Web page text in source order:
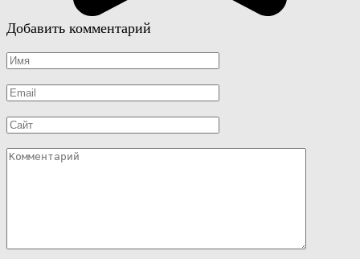
Добавить комментарий
Имя
Email
Сайт
Комментарий